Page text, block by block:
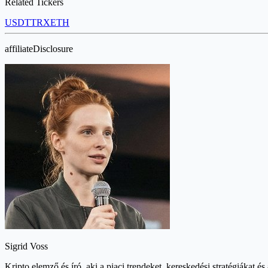
USDTTRXETH
affiliateDisclosure
Sigrid Voss